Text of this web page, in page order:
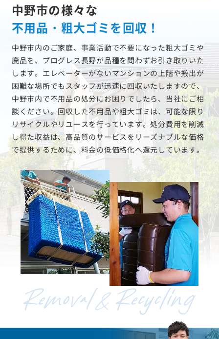
中野市の様々な
不用品・粗大ゴミを回収！
中野市内のご家庭、事業活動で不要になった粗大ゴミや
廃品を、プログレス長野が品種を問わずお引き取りいた
します。エレベーターがないマンションの上階や搬出が
困難な場所でもスタッフが迅速に回収いたしますので、
中野市内で不用品の処分にお困りでしたら、当社にご相
談ください。回収した不用品や粗大ゴミは、可能な限り
リサイクルやリユースを行っています。処分費用を削減
し得た収益は、高品質のサービスをリーズナブルな価格
で提供するために、料金の低価格化へ還元しています。